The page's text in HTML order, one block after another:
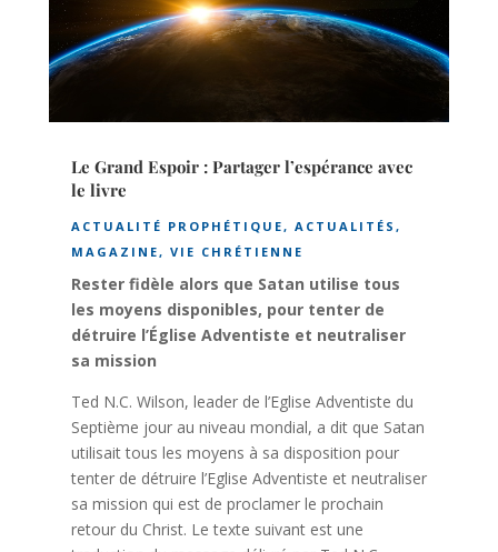
Le Grand Espoir : Partager l’espérance avec
le livre
ACTUALITÉ PROPHÉTIQUE, ACTUALITÉS ,
MAGAZINE, VIE CHRÉTIENNE
Rester fidèle alors que Satan utilise tous
les moyens disponibles, pour tenter de
détruire l’Église Adventiste et neutraliser
sa mission
Ted N.C. Wilson, leader de l’Eglise Adventiste du
Septième jour au niveau mondial, a dit que Satan
utilisait tous les moyens à sa disposition pour
tenter de détruire l’Eglise Adventiste et neutraliser
sa mission qui est de proclamer le prochain
retour du Christ. Le texte suivant est une